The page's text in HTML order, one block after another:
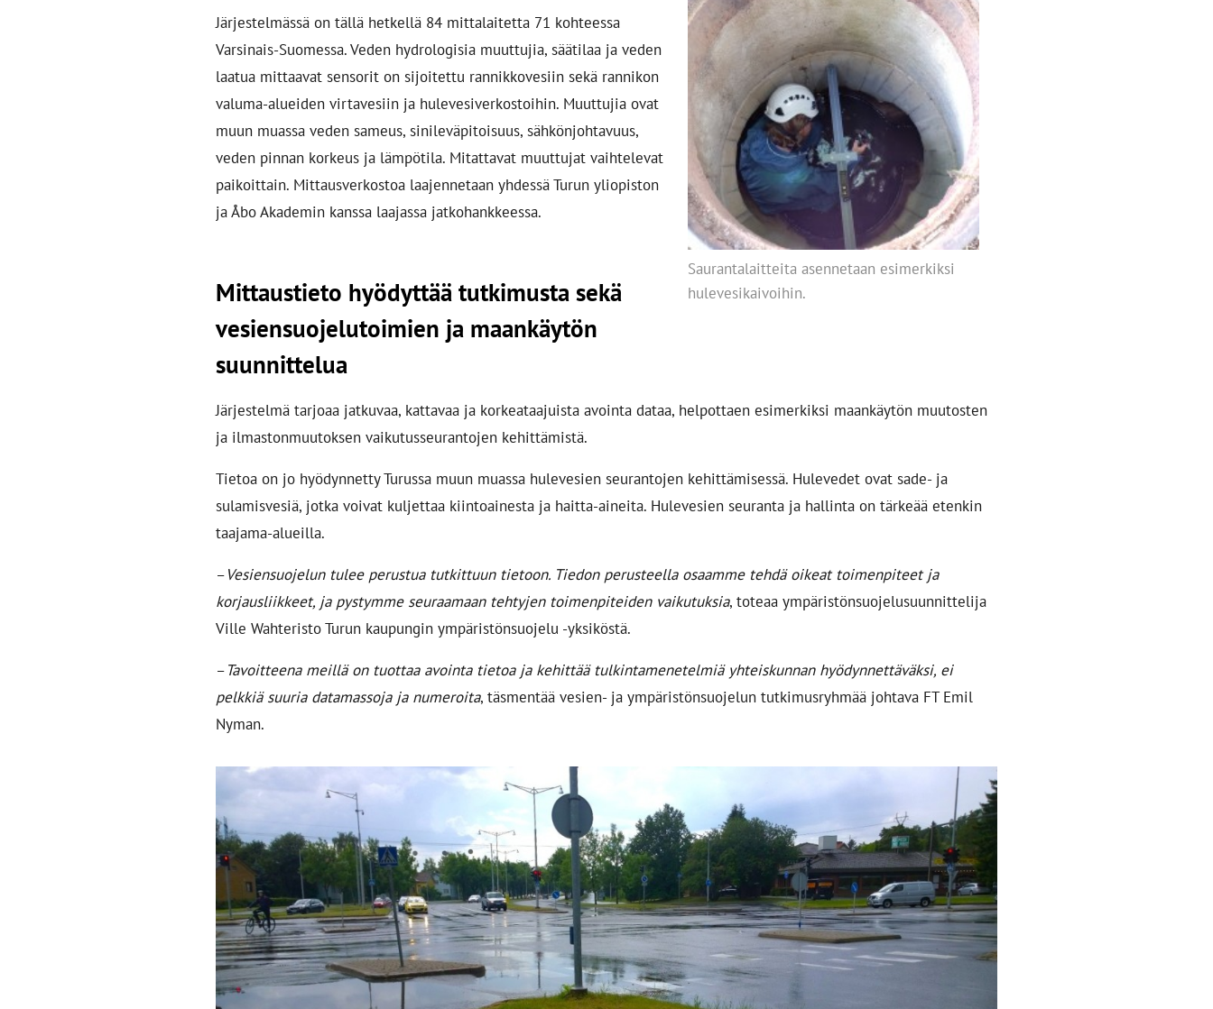
Saurantalaitteita asennetaan esimerkiksi
hulevesikaivoihin.
Järjestelmässä on tällä hetkellä 84 mittalaitetta 71 kohteessa
Varsinais-Suomessa. Veden hydrologisia muuttujia, säätilaa ja veden
laatua mittaavat sensorit on sijoitettu rannikkovesiin sekä rannikon
valuma-alueiden virtavesiin ja hulevesiverkostoihin. Muuttujia ovat
muun muassa veden sameus, sinileväpitoisuus, sähkönjohtavuus,
veden pinnan korkeus ja lämpötila. Mitattavat muuttujat vaihtelevat
paikoittain. Mittausverkostoa laajennetaan yhdessä Turun yliopiston
ja Åbo Akademin kanssa laajassa jatkohankkeessa.
Mittaustieto hyödyttää tutkimusta sekä
vesiensuojelutoimien ja maankäytön
suunnittelua
Järjestelmä tarjoaa jatkuvaa, kattavaa ja korkeataajuista avointa dataa, helpottaen esimerkiksi maankäytön muutosten
ja ilmastonmuutoksen vaikutusseurantojen kehittämistä.
Tietoa on jo hyödynnetty Turussa muun muassa hulevesien seurantojen kehittämisessä. Hulevedet ovat sade- ja
sulamisvesiä, jotka voivat kuljettaa kiintoainesta ja haitta-aineita. Hulevesien seuranta ja hallinta on tärkeää etenkin
taajama-alueilla.
–Vesiensuojelun tulee perustua tutkittuun tietoon. Tiedon perusteella osaamme tehdä oikeat toimenpiteet ja
korjausliikkeet, ja pystymme seuraamaan tehtyjen toimenpiteiden vaikutuksia, toteaa ympäristönsuojelusuunnittelija
Ville Wahteristo Turun kaupungin ympäristönsuojelu -yksiköstä.
–Tavoitteena meillä on tuottaa avointa tietoa ja kehittää tulkintamenetelmiä yhteiskunnan hyödynnettäväksi, ei
pelkkiä suuria datamassoja ja numeroita, täsmentää vesien- ja ympäristönsuojelun tutkimusryhmää johtava FT Emil
Nyman.